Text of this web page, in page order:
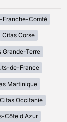
Franche-Comté
Citas Corse
Grande-Terre
de-France
Martinique
Citas Occitanie
Côte d Azur